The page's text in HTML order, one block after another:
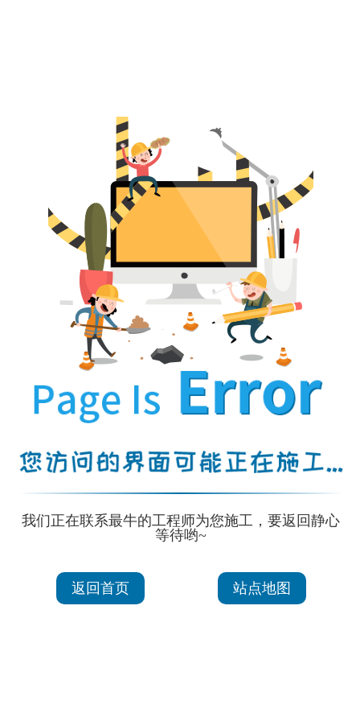
我们正在联系最牛的工程师为您施工，要返回静心
等待哟~
返回首页 站点地图